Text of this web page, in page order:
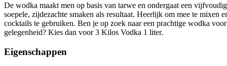
De wodka maakt men op basis van tarwe en ondergaat een
soepele, zijdezachte smaken als resultaat. Heerlijk om mee te mixen
cocktails te gebruiken. Ben je op zoek naar een prachtige wodka
gelegenheid? Kies dan voor 3 Kilos Vodka 1 liter.
Eigenschappen